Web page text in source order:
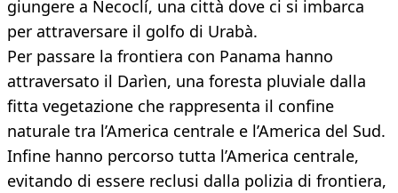
giungere a Necoclí, una città dove ci si imbarca
per attraversare il golfo di Urabà.
Per passare la frontiera con Panama hanno
attraversato il Darìen, una foresta pluviale dalla
fitta vegetazione che rappresenta il confine
naturale tra l’America centrale e l’America del Sud.
Infine hanno percorso tutta l’America centrale,
evitando di essere reclusi dalla polizia di frontiera,